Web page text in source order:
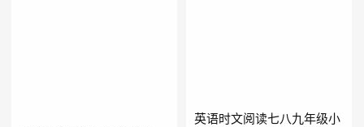
英语时文阅读七八九年级小